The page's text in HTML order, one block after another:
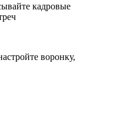
кадровые
воронку,